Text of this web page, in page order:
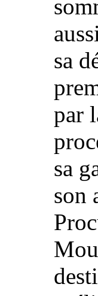
sa
par
sa
son